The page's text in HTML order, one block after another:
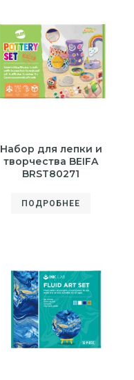
Набор для лепки и
творчества BEIFA
BRST80271
ПОДРОБНЕЕ